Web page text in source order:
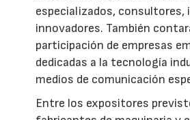
especializados, consultores,
innovadores. También
participación de empresas
dedicadas a la tecnología
medios de comunicación
Entre los expositores